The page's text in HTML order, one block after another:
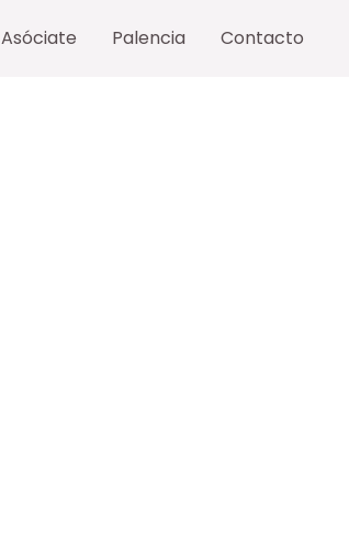
Asóciate Palencia Contacto